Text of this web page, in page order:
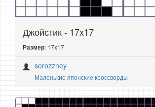
Джойстик - 17x17
Размер: 17x17
serozzney
Маленькие японские кроссворды